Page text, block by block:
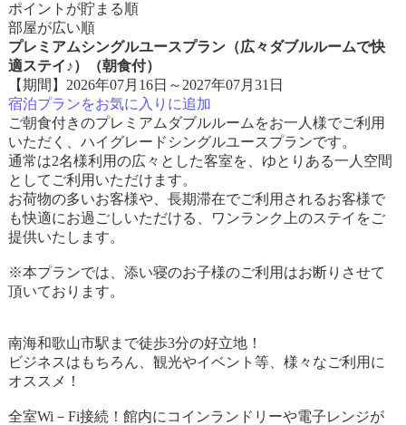
ポイントが貯まる順
部屋が広い順
プレミアムシングルユースプラン（広々ダブルルームで快
適ステイ♪）（朝食付）
【期間】2026年07月16日～2027年07月31日
宿泊プランをお気に入りに追加
ご朝食付きのプレミアムダブルルームをお一人様でご利用
いただく、ハイグレードシングルユースプランです。
通常は2名様利用の広々とした客室を、ゆとりある一人空間
としてご利用いただけます。
お荷物の多いお客様や、長期滞在でご利用されるお客様で
も快適にお過ごしいただける、ワンランク上のステイをご
提供いたします。
※本プランでは、添い寝のお子様のご利用はお断りさせて
頂いております。
南海和歌山市駅まで徒歩3分の好立地！
ビジネスはもちろん、観光やイベント等、様々なご利用に
オススメ！
全室Wi－Fi接続！館内にコインランドリーや電子レンジが